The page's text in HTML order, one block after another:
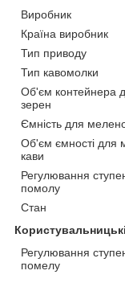
Виробник
Країна виробник
Тип приводу
Тип кавомолки
Об'єм контейнера
зерен
Ємність для
Об'єм ємності для
кави
Регулювання
помолу
Стан
Регулювання
помелу